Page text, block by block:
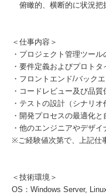
俯瞰的、横断的に状況把
＜仕事内容＞
・プロジェクト管理ツー
・要件定義およびプロト
・フロントエンド/バック
・コードレビュー及び品質
・テストの設計（シナリ
・開発プロセスの最適化と
・他のエンジニアやデザ
※ご経験値次第で、上記仕
＜技術環境＞
OS：Windows Server,